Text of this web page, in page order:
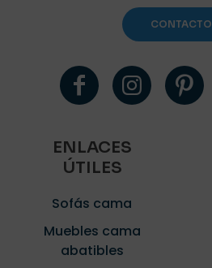
CONTACTO
ENLACES
ÚTILES
Sofás cama
Muebles cama
abatibles